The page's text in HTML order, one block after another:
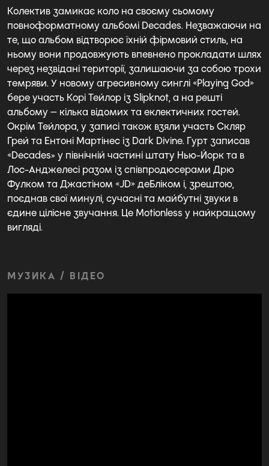
Колектив замикає коло на своєму сьомому
повноформатному альбомі Decades. Незважаючи на
те, що альбом відтворює їхній фірмовий стиль, на
ньому вони продовжують впевнено прокладати шлях
через незвідані території, залишаючи за собою трохи
темряви. У новому агресивному синглі «Playing God»
бере участь Корі Тейлор із Slipknot, а на решті
альбому — кілька відомих та еклектичних гостей.
Окрім Тейлора, у записі також взяли участь Скляр
Грей та Ентоні Мартінес із Dark Divine. Гурт записав
«Decades» у північній частині штату Нью-Йорк та в
Лос-Анджелесі разом із співпродюсерами Дрю
Фулком та Джастіном «JD» деБліком і, зрештою,
поєднав свої минулі, сучасні та майбутні звуки в
єдине цілісне звучання. Це Motionless у найкращому
вигляді.
МУЗИКА / ВІДЕО